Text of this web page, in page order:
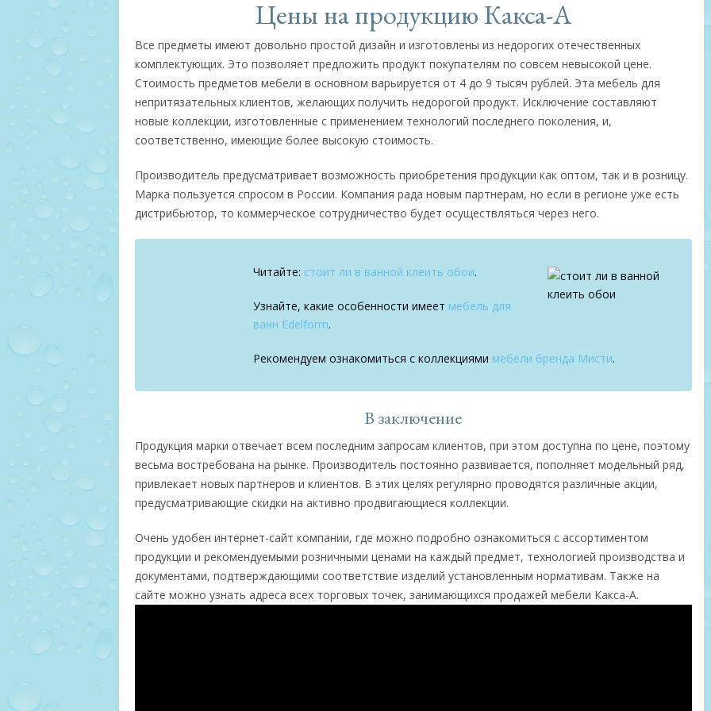
Цены на продукцию Какса-А
Все предметы имеют довольно простой дизайн и изготовлены из недорогих отечественных
комплектующих. Это позволяет предложить продукт покупателям по совсем невысокой цене.
Стоимость предметов мебели в основном варьируется от 4 до 9 тысяч рублей. Эта мебель для
непритязательных клиентов, желающих получить недорогой продукт. Исключение составляют
новые коллекции, изготовленные с применением технологий последнего поколения, и,
соответственно, имеющие более высокую стоимость.
Производитель предусматривает возможность приобретения продукции как оптом, так и в розницу.
Марка пользуется спросом в России. Компания рада новым партнерам, но если в регионе уже есть
дистрибьютор, то коммерческое сотрудничество будет осуществляться через него.
Читайте: стоит ли в ванной клеить обои.
Узнайте, какие особенности имеет мебель для
ванн Edelform.
Рекомендуем ознакомиться с коллекциями мебели бренда Мисти.
В заключение
Продукция марки отвечает всем последним запросам клиентов, при этом доступна по цене, поэтому
весьма востребована на рынке. Производитель постоянно развивается, пополняет модельный ряд,
привлекает новых партнеров и клиентов. В этих целях регулярно проводятся различные акции,
предусматривающие скидки на активно продвигающиеся коллекции.
Очень удобен интернет-сайт компании, где можно подробно ознакомиться с ассортиментом
продукции и рекомендуемыми розничными ценами на каждый предмет, технологией производства и
документами, подтверждающими соответствие изделий установленным нормативам. Также на
сайте можно узнать адреса всех торговых точек, занимающихся продажей мебели Какса-А.